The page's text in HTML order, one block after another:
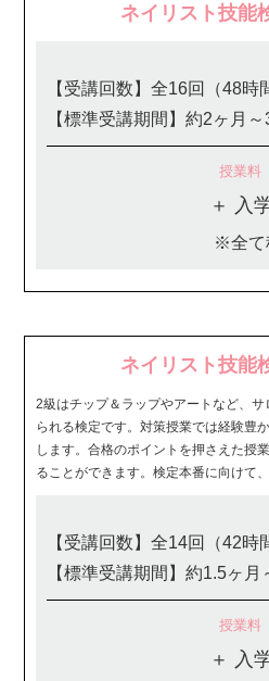
ネイリスト技能
【受講回数】全16回（48時
【標準受講期間】約2ヶ月～
授業料
＋ 入
※全て
ネイリスト技能
2級はチップ＆ラップやアートなど、
られる検定です。対策授業では経験豊
します。合格のポイントを押さえた授
ることができます。検定本番に向けて
【受講回数】全14回（42時
【標準受講期間】約1.5ヶ月
授業料
＋ 入